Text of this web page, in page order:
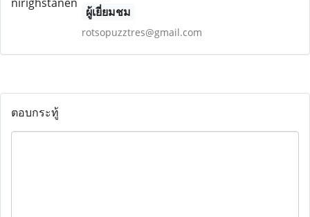
ผู้เยี่ยมชม
rotsopuzztres@gmail.com
ตอบกระทู้